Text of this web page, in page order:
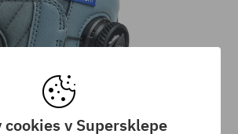
cookies v Supersklepe